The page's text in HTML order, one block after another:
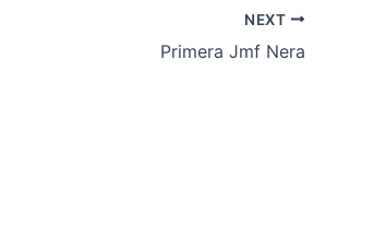
NEXT
Primera Jmf Nera